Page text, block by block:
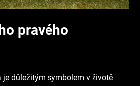
pravého
je důležitým symbolem v životě